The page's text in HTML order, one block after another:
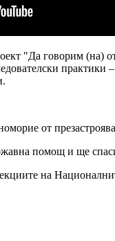
"Да говорим (на)
от
помощ и ще
на